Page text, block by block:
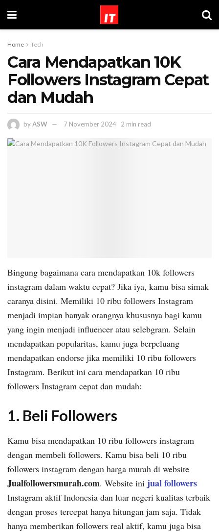
Home Tech
Cara Mendapatkan 10K
Followers Instagram Cepat
dan Mudah
byASW 7 November 2024 2 min read
Bingung bagaimana cara mendapatkan 10k followers
instagram dalam waktu cepat? Jika iya, kamu bisa simak
caranya disini. Memiliki 10 ribu followers Instagram
menjadi impian banyak orangnya khususnya bagi kamu
yang ingin menjadi influencer atau selebgram. Selain
mendapatkan popularitas, kamu juga berpeluang
mendapatkan endorse jika memiliki 10 ribu followers
Instagram. Berikut ini cara mendapatkan 10 ribu
followers Instagram cepat dan mudah:
1. Beli Followers
Kamu bisa mendapatkan 10 ribu followers instagram
dengan membeli followers. Kamu bisa beli 10 ribu
followers instagram dengan harga murah di website
Jualfollowersmurah.com. Website ini jual followers
Instagram aktif Indonesia dan luar negeri kualitas terbaik
dengan proses tercepat hanya hitungan jam saja. Tidak
hanya memberikan followers real aktif, kamu juga bisa